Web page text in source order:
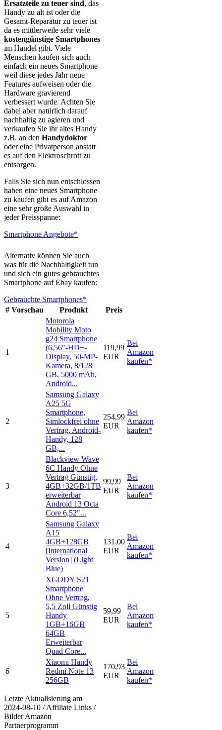
Ersatzteile zu teuer sind, das
Handy zu alt ist oder die
Gesamt-Reparatur zu teuer ist
da es mittlerweile sehr viele
kostengünstige Smartphones
im Handel gibt. Viele
Menschen kaufen sich auch
einfach ein neues Smartphone
weil diese jedes Jahr neue
Features aufweisen oder die
Hardware gravierend
verbessert wurde. Achten Sie
dabei aber natürlich darauf
nachhaltig zu agieren und
verkaufen Sie ihr altes Handy
z.B. an den Handydoktor
oder eine Privatperson anstatt
es auf den Elektroschrott zu
entsorgen.
Falls Sie sich nun entschlossen
haben eine neues Smartphone
zu kaufen gibt es auf Amazon
eine sehr große Auswahl in
jeder Preisspanne:
Smartphone Angebote*
Alternativ können Sie auch
was für die Nachhaltigkeit tun
und sich ein gutes gebrauchtes
Smartphone auf Ebay kaufen:
Gebrauchte Smartphones*
# Vorschau Produkt Preis
1
Motorola
Mobility Moto
g24 Smartphone
(6,56"-HD+-
Display, 50-MP-
Kamera, 8/128
GB, 5000 mAh,
Android...
119,99
EUR
Bei
Amazon
kaufen*
2
Samsung Galaxy
A25 5G
Smartphone,
Simlockfrei ohne
Vertrag, Android-
Handy, 128
GB,...
254,99
EUR
Bei
Amazon
kaufen*
3
Blackview Wave
6C Handy Ohne
Vertrag Günstig,
4GB+32GB/1TB
erweiterbar
Android 13 Octa
Core 6,52"...
99,99
EUR
Bei
Amazon
kaufen*
4
Samsung Galaxy
A15
4GB+128GB
[International
Version] (Light
Blue)
131,00
EUR
Bei
Amazon
kaufen*
5
XGODY S21
Smartphone
Ohne Vertrag,
5,5 Zoll Günstig
Handy
1GB+16GB
64GB
Erweiterbar
Quad Core...
59,99
EUR
Bei
Amazon
kaufen*
6
Xiaomi Handy
Redmi Note 13
256GB
170,93
EUR
Bei
Amazon
kaufen*
Letzte Aktualisierung am
2024-08-10 / Affiliate Links /
Bilder Amazon
Partnerprogramm